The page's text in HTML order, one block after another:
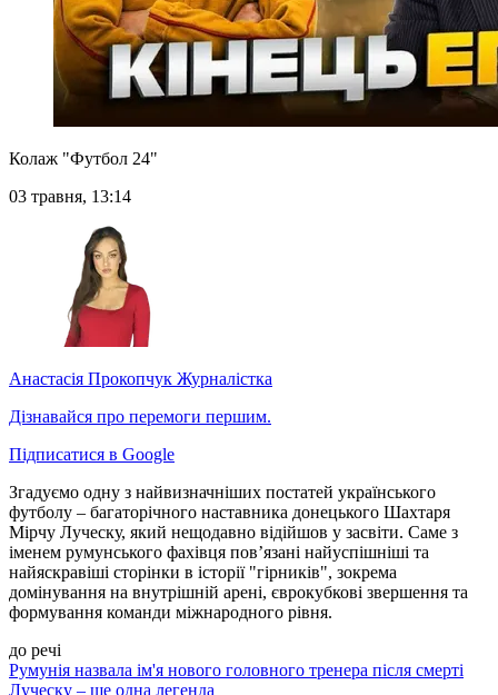
Колаж "Футбол 24"
03 травня, 13:14
Анастасія Прокопчук Журналістка
Дізнавайся про перемоги першим.
Підписатися в Google
Згадуємо одну з найвизначніших постатей українського
футболу – багаторічного наставника донецького Шахтаря
Мірчу Луческу, який нещодавно відійшов у засвіти. Саме з
іменем румунського фахівця пов’язані найуспішніші та
найяскравіші сторінки в історії "гірників", зокрема
домінування на внутрішній арені, єврокубкові звершення та
формування команди міжнародного рівня.
до речі
Румунія назвала ім'я нового головного тренера після смерті
Луческу – ще одна легенда